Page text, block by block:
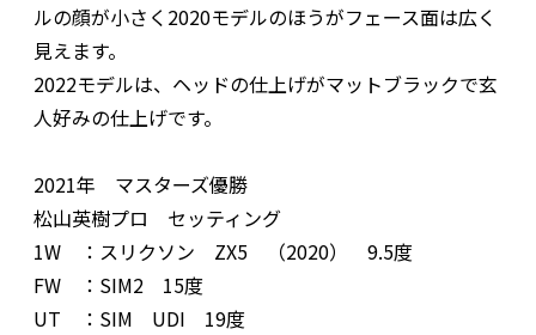
ルの顔が小さく2020モデルのほうがフェース面は広く
見えます。
2022モデルは、ヘッドの仕上げがマットブラックで玄
人好みの仕上げです。
2021年 マスターズ優勝
松山英樹プロ セッティング
1W ：スリクソン ZX5 （2020） 9.5度
FW ：SIM2 15度
UT ：SIM UDI 19度